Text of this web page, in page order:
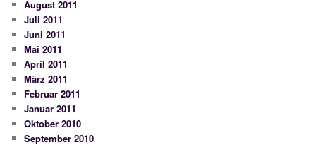
August 2011
Juli 2011
Juni 2011
Mai 2011
April 2011
März 2011
Februar 2011
Januar 2011
Oktober 2010
September 2010